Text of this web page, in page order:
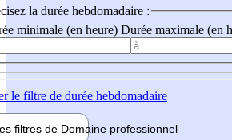
la durée hebdomadaire :
minimale (en heure) Durée maximale (en
le filtre de durée hebdomadaire
filtres de Domaine professionnel